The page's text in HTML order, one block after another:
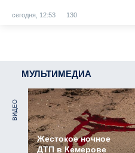
сегодня, 12:53 130
МУЛЬТИМЕДИА
ВИДЕО
Жестокое ночное
ДТП в Кемерове